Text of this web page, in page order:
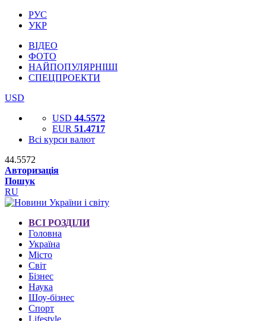
РУС
УКР
ВІДЕО
ФОТО
НАЙПОПУЛЯРНІШІ
СПЕЦПРОЕКТИ
USD
USD 44.5572
EUR 51.4717
Всі курси валют
44.5572
Авторизація
Пошук
RU
ВСІ РОЗДІЛИ
Головна
Україна
Місто
Світ
Бізнес
Наука
Шоу-бізнес
Спорт
Lifestyle